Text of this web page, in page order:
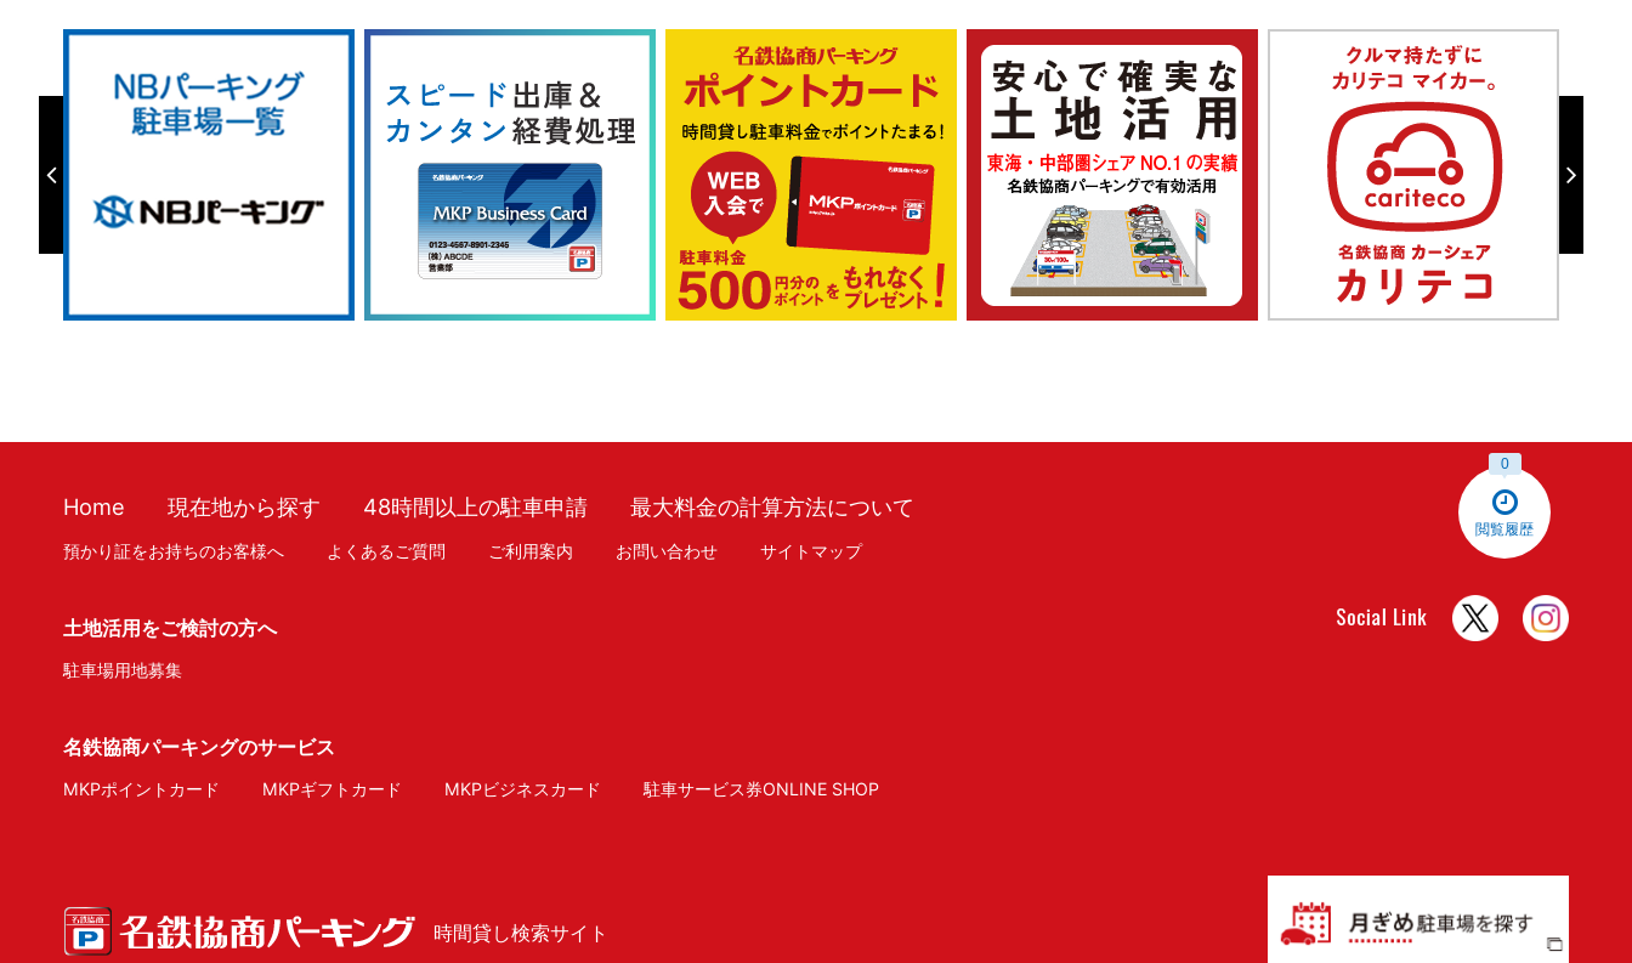
閲覧履歴
0
Home 現在地から探す 48時間以上の駐車申請 最大料金の計算方法について
預かり証をお持ちのお客様へ よくあるご質問 ご利用案内 お問い合わせ サイトマップ
土地活用をご検討の方へ
駐車場用地募集
名鉄協商パーキングのサービス
MKPポイントカード MKPギフトカード MKPビジネスカード 駐車サービス券ONLINE SHOP
時間貸し検索サイト